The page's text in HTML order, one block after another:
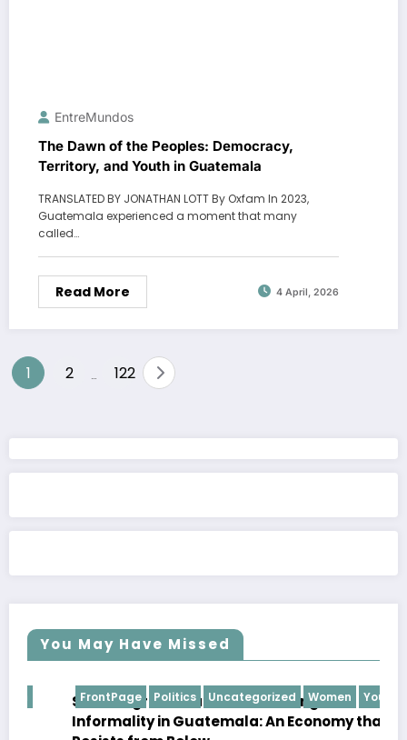
EntreMundos
The Dawn of the Peoples: Democracy,
Territory, and Youth in Guatemala
TRANSLATED BY JONATHAN LOTT By Oxfam In 2023,
Guatemala experienced a moment that many
called…
Read More 4 April, 2026
Posts
1 2 122
You May Have Missed
FrontPage Politics Uncategorized Women Youth
SMEs, Migration, and the Challenge of
Informality in Guatemala: An Economy that